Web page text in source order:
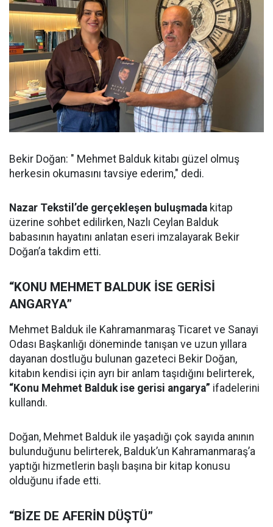
Bekir Doğan: " Mehmet Balduk kitabı güzel olmuş
herkesin okumasını tavsiye ederim," dedi.
Nazar Tekstil’de gerçekleşen buluşmada kitap
üzerine sohbet edilirken, Nazlı Ceylan Balduk
babasının hayatını anlatan eseri imzalayarak Bekir
Doğan’a takdim etti.
“KONU MEHMET BALDUK İSE GERİSİ
ANGARYA”
Mehmet Balduk ile Kahramanmaraş Ticaret ve Sanayi
Odası Başkanlığı döneminde tanışan ve uzun yıllara
dayanan dostluğu bulunan gazeteci Bekir Doğan,
kitabın kendisi için ayrı bir anlam taşıdığını belirterek,
“Konu Mehmet Balduk ise gerisi angarya” ifadelerini
kullandı.
Doğan, Mehmet Balduk ile yaşadığı çok sayıda anının
bulunduğunu belirterek, Balduk’un Kahramanmaraş’a
yaptığı hizmetlerin başlı başına bir kitap konusu
olduğunu ifade etti.
“BİZE DE AFERİN DÜŞTÜ”